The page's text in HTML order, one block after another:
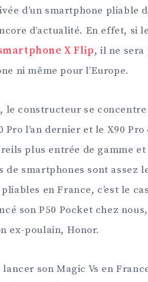
d’un smartphone pliable
d’actualité. En effet, si
X Flip, il ne
ni même pour l’Europe.
le constructeur se
Pro l’an dernier et le X90
plus entrée de gamme
de smartphones sont assez
en France, c’est le
son P50 Pocket chez
ex-poulain, Honor.
son Magic Vs en